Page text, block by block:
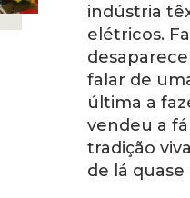
indústria
elétricos.
falar de
última a
vendeu a
tradição
de lá